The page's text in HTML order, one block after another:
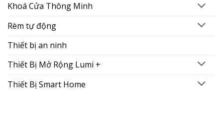
Khoá Cửa Thông Minh
Rèm tự động
Thiết bị an ninh
Thiết Bị Mở Rộng Lumi +
Thiết Bị Smart Home